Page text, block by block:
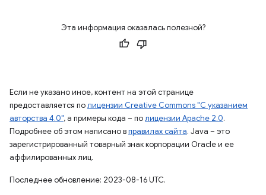
Эта информация оказалась полезной?
Если не указано иное, контент на этой странице
предоставляется полицензии Creative Commons "С указанием
авторства 4.0", а примеры кода – полицензии Apache 2.0.
Подробнее об этом написано вправилах сайта. Java – это
зарегистрированный товарный знак корпорации Oracle и ее
аффилированных лиц.
Последнее обновление: 2023-08-16 UTC.